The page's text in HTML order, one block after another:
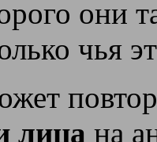
они
чья
лица на